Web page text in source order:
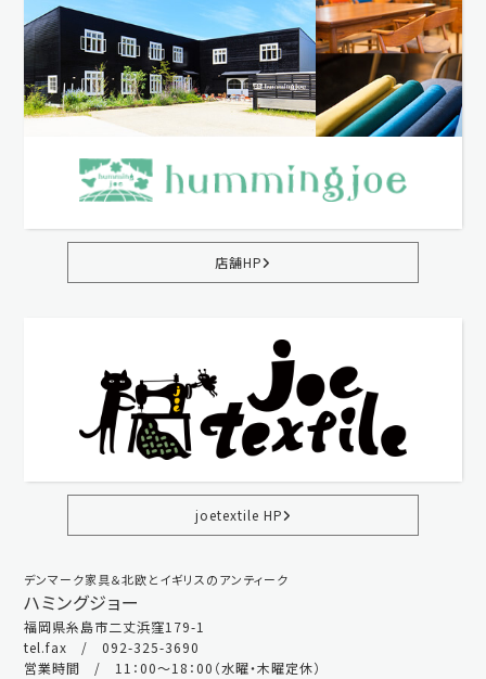
店舗HP
joetextile HP
デンマーク家具＆北欧とイギリスのアンティーク
ハミングジョー
福岡県糸島市二丈浜窪179-1
tel.fax / 092-325-3690
営業時間 / 11：00～18：00（水曜・木曜定休）